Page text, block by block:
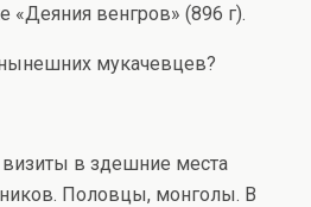
«Деяния венгров» (896 г).
мукачевцев?
в здешние места
Половцы, монголы. В